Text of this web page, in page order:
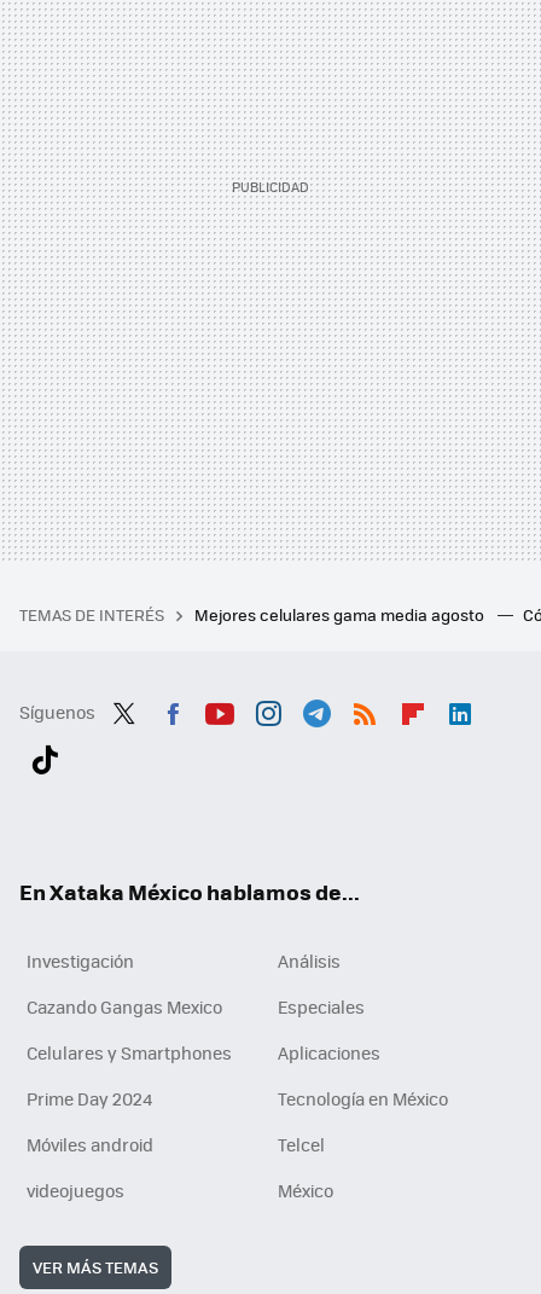
TEMAS DE INTERÉS Mejores celulares gama media agosto
Síguenos
En Xataka México hablamos de...
Investigación
Análisis
Cazando Gangas Mexico
Especiales
Celulares y Smartphones
Aplicaciones
Prime Day 2024
Tecnología en México
Móviles android
Telcel
videojuegos
México
VER MÁS TEMAS